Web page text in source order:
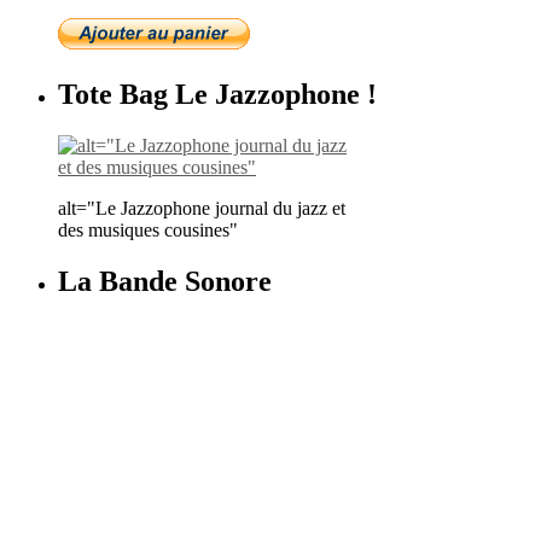
Tote Bag Le Jazzophone !
alt="Le Jazzophone journal du jazz et
des musiques cousines"
La Bande Sonore